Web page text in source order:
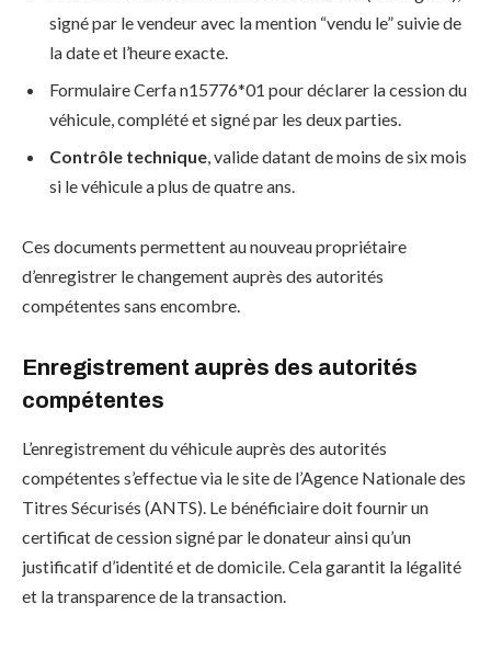
signé par le vendeur avec la mention “vendu le” suivie de
la date et l’heure exacte.
Formulaire Cerfa n15776*01 pour déclarer la cession du
véhicule, complété et signé par les deux parties.
Contrôle technique , valide datant de moins de six mois
si le véhicule a plus de quatre ans.
Ces documents permettent au nouveau propriétaire
d’enregistrer le changement auprès des autorités
compétentes sans encombre.
Enregistrement auprès des autorités
compétentes
L’enregistrement du véhicule auprès des autorités
compétentes s’effectue via le site de l’Agence Nationale des
Titres Sécurisés (ANTS). Le bénéficiaire doit fournir un
certificat de cession signé par le donateur ainsi qu’un
justificatif d’identité et de domicile. Cela garantit la légalité
et la transparence de la transaction.